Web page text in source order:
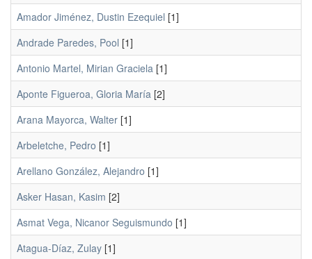
Amador Jiménez, Dustin Ezequiel [1]
Andrade Paredes, Pool [1]
Antonio Martel, Mirian Graciela [1]
Aponte Figueroa, Gloria María [2]
Arana Mayorca, Walter [1]
Arbeletche, Pedro [1]
Arellano González, Alejandro [1]
Asker Hasan, Kasim [2]
Asmat Vega, Nicanor Seguismundo [1]
Atagua-Díaz, Zulay [1]